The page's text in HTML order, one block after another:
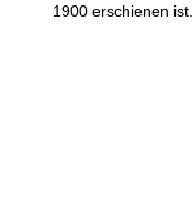
1900 erschienen ist.